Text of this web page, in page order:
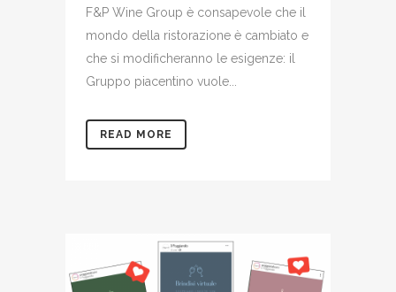
F&P Wine Group è consapevole che il
mondo della ristorazione è cambiato e
che si modificheranno le esigenze: il
Gruppo piacentino vuole...
READ MORE